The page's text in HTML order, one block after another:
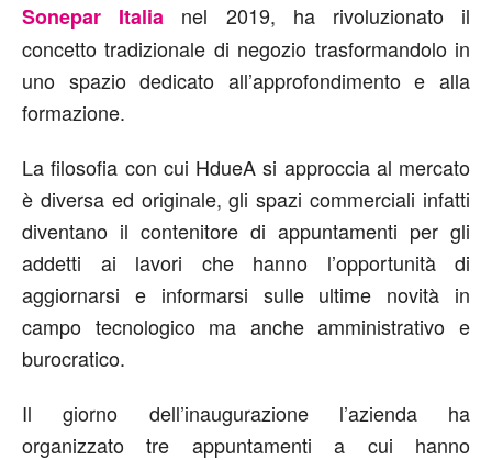
Sonepar Italia nel 2019, ha rivoluzionato il
concetto tradizionale di negozio trasformandolo in
uno spazio dedicato all’approfondimento e alla
formazione.
La filosofia con cui HdueA si approccia al mercato
è diversa ed originale, gli spazi commerciali infatti
diventano il contenitore di appuntamenti per gli
addetti ai lavori che hanno l’opportunità di
aggiornarsi e informarsi sulle ultime novità in
campo tecnologico ma anche amministrativo e
burocratico.
Il giorno dell’inaugurazione l’azienda ha
organizzato tre appuntamenti a cui hanno